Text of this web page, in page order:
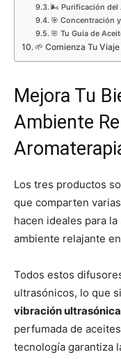
🌬️ Purificación del
🎯 Concentración
🌸 Tu Guía de
🌱 Comienza Tu
Mejora Tu
Ambiente
Los tres productos
que comparten
hacen ideales para la
ambiente relajante
Todos estos
ultrasónicos, lo que
vibración ultrasónica
perfumada de
tecnología garantiza